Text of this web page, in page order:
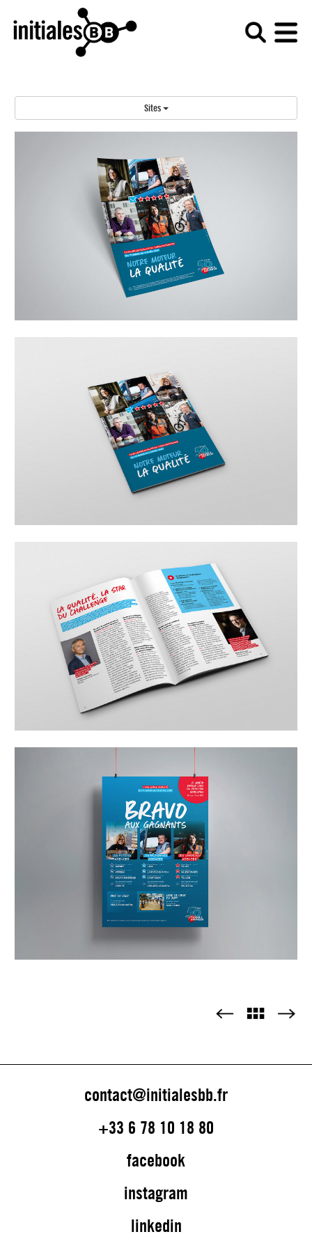
Sites
Client : France Express
Support : Dispositif de communication interne
Si France Express a un moteur depuis 50 ans, c’est
Ce réseau spécialisé dans la livraison express a placé
la qualité au cœur de son challenge, qu’il a organisé
auprès de l’ensemble de ses agences. L’objectif de ce
Afin d’informer la cible autour de cet événement
interne, un dispositif de communication a été mis en
place pour relayer l’information en interne :
– Affiche annonçant l’événement,
– Kit d’information destiné aux directeurs d’agences
leur expliquant les actions à mener avant, pendant et
– Affiche de restitution intermédiaire et finale.
contact@initialesbb.fr
+33 6 78 10 18 80
facebook
instagram
linkedin